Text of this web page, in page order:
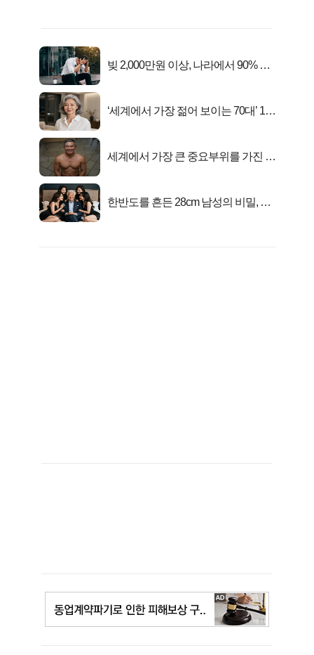
빚 2,000만원 이상, 나라에서 90% 갚
‘세계에서 가장 젊어 보이는 70대’ 1위
세계에서 가장 큰 중요부위를 가진 남
한반도를 흔든 28cm 남성의 비밀, 매